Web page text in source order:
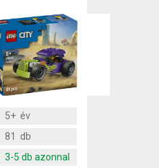
5+ év
81 db
3-5 db azonnal